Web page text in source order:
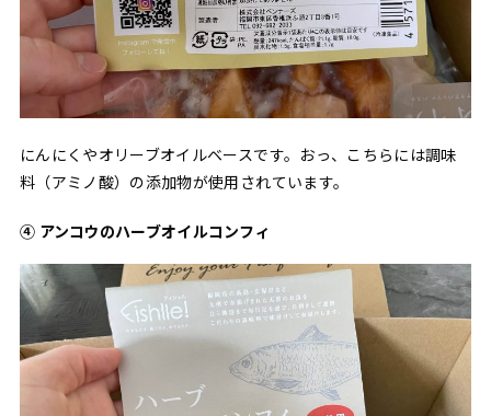
にんにくやオリーブオイルベースです。おっ、こちらには調味
料（アミノ酸）の添加物が使用されています。
④ アンコウのハーブオイルコンフィ